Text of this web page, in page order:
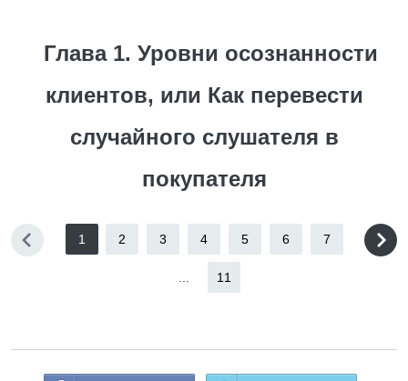
Глава 1. Уровни осознанности
клиентов, или Как перевести
случайного слушателя в
покупателя
1 2 3 4 5 6 7
11